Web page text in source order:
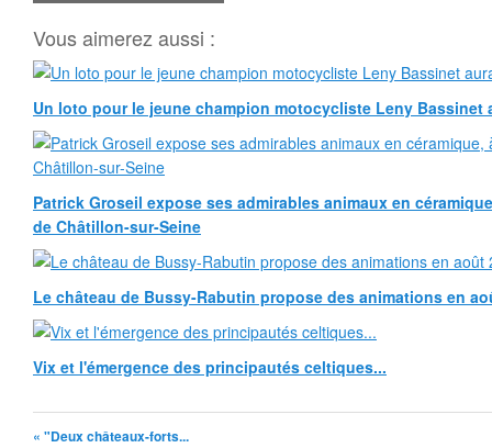
Vous aimerez aussi :
Un loto pour le jeune champion motocycliste Leny Bassinet
Patrick Groseil expose ses admirables animaux en
de Châtillon-sur-Seine
Le château de Bussy-Rabutin propose des animations en
Vix et l'émergence des principautés celtiques...
« "Deux châteaux-forts...